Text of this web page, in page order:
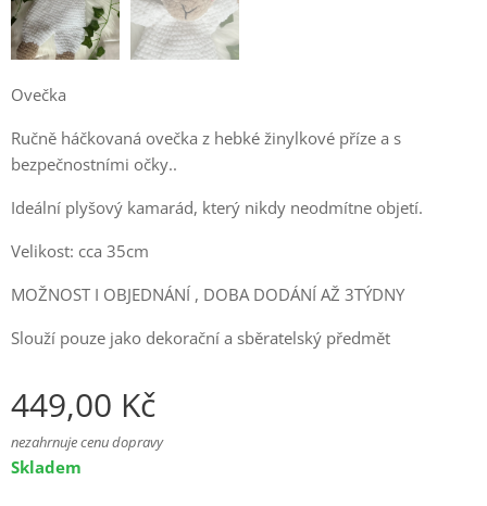
Ovečka
Ručně háčkovaná ovečka z hebké žinylkové příze a s
bezpečnostními očky..
Ideální plyšový kamarád, který nikdy neodmítne objetí.
Velikost: cca 35cm
MOŽNOST I OBJEDNÁNÍ , DOBA DODÁNÍ AŽ 3TÝDNY
Slouží pouze jako dekorační a sběratelský předmět
449,00 Kč
nezahrnuje cenu dopravy
Skladem